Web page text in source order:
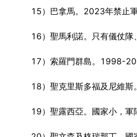
15）巴拿馬。2023年禁止
16）聖馬利諾。只有儀仗隊
17）索羅門群島。1998-
18）聖克里斯多福及尼維斯
19）聖露西亞。國家小，軍